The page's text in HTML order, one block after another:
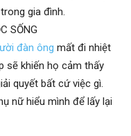
gia đình.
SỐNG
đàn ông mất đi nhiệt
sẽ khiến họ cảm thấy
quyết bất cứ việc gì.
nữ hiểu mình để lấy lại